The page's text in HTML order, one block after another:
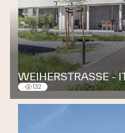
WEIHERSTRASSE -
132